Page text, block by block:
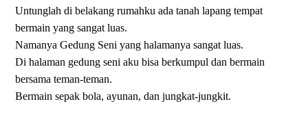
Untunglah di belakang rumahku ada tanah lapang tempat
bermain yang sangat luas.
Namanya Gedung Seni yang halamanya sangat luas.
Di halaman gedung seni aku bisa berkumpul dan bermain
bersama teman-teman.
Bermain sepak bola, ayunan, dan jungkat-jungkit.